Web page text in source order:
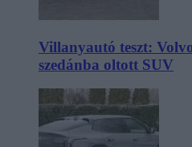
Villanyautó teszt:
szedánba oltott SUV